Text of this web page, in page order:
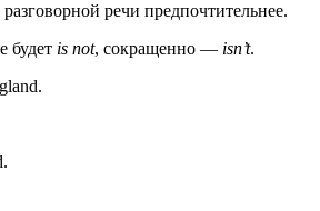
речи предпочтительнее.
будет is not, сокращенно — isn’t.